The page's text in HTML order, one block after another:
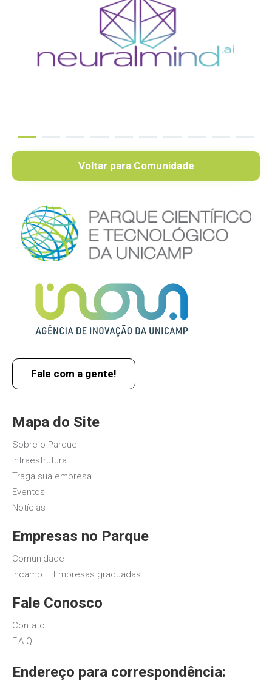
Voltar para Comunidade
Fale com a gente!
Mapa do Site
Sobre o Parque
Infraestrutura
Traga sua empresa
Eventos
Notícias
Empresas no Parque
Comunidade
Incamp – Empresas graduadas
Fale Conosco
Contato
F.A.Q.
Endereço para correspondência: